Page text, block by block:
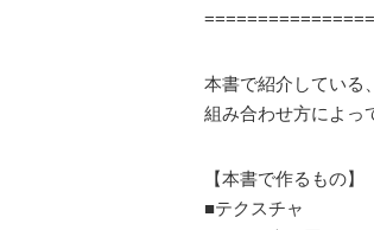
本書で紹介している
組み合わせ方によっ
【本書で作るもの】
■テクスチャ